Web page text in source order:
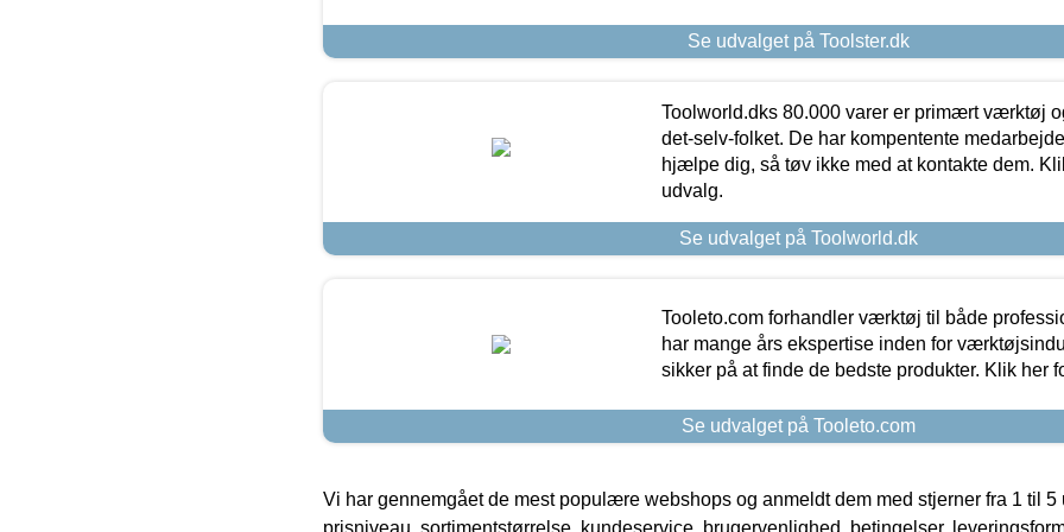
Se udvalget på Toolster.dk
Toolworld.dks 80.000 varer er primært værktøj
det-selv-folket. De har kompentente
hjælpe dig, så tøv ikke med at kontakte dem.
udvalg.
Se udvalget på Toolworld.dk
Tooleto.com forhandler værktøj til både
har mange års ekspertise inden for
sikker på at finde de bedste produkter. Klik her
Se udvalget på Tooleto.com
Vi har gennemgået de mest populære webshops og anmeldt dem med stjerner fra 1 til 5
prisniveau, sortimentstørrelse, kundeservice, brugervenlighed, betingelser,